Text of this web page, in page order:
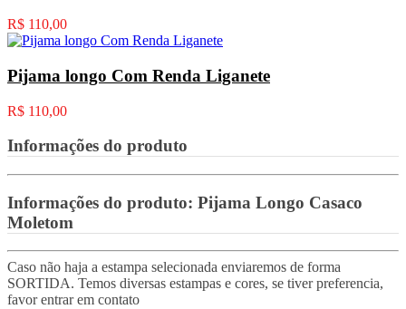
R$ 110,00
Pijama longo Com Renda Liganete
R$ 110,00
Informações do produto
Informações do produto: Pijama Longo Casaco
Moletom
Caso não haja a estampa selecionada enviaremos de forma
SORTIDA. Temos diversas estampas e cores, se tiver preferencia,
favor entrar em contato